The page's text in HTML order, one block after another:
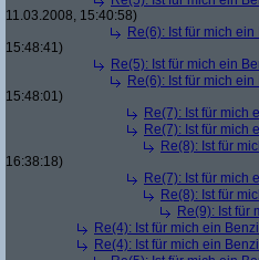
11.03.2008, 15:40:58)
Re(6): Ist für mich
15:48:41)
Re(5): Ist für mich ein
Re(6): Ist für mich
15:48:01)
Re(7): Ist für mich
Re(7): Ist für mich
Re(8): Ist für
16:38:18)
Re(7): Ist für mich
Re(8): Ist für
Re(9): Ist für
Re(4): Ist für mich ein
Re(4): Ist für mich ein